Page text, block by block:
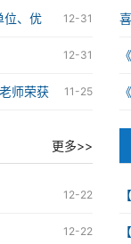
12-31
位、优
12-31
11-25
师荣获
更多>>
12-22
12-22